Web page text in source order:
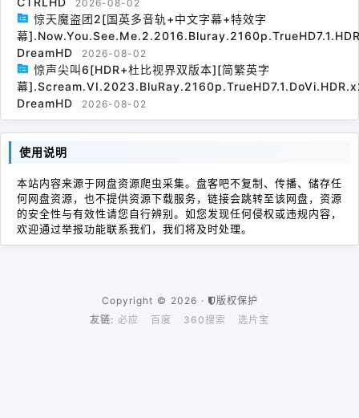
2026-08-02
惊天魔盗团2[国英多音轨+中文字幕+特效字
幕
DreamHD
2026-08-02
惊声尖叫6[HDR+杜比视界双版本][简繁英字
幕
DreamHD
2026-08-02
使用说明
本站内容来源于网盘资源爬虫采集。盘客吧不复制、传播、储存任
何网盘资源，也不提供资源下载服务，链接会跳转至该网盘，资源
的安全性与有效性请您自行辨别。如您发现任何侵权或违规内容，
欢迎通过举报功能联系我们，我们将及时处理。
Copyright © 2026 ·
版权保护
友链: 必应 百度 360搜索 选片宝